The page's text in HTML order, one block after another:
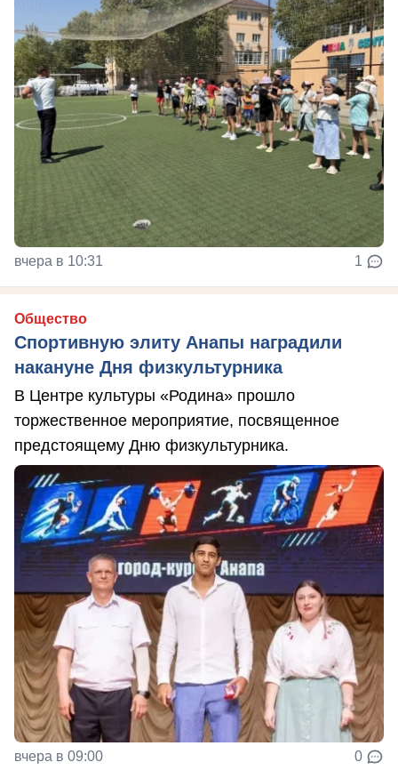
вчера в 10:31 1
Общество
Спортивную элиту Анапы наградили
накануне Дня физкультурника
В Центре культуры «Родина» прошло
торжественное мероприятие, посвященное
предстоящему Дню физкультурника.
вчера в 09:00 0